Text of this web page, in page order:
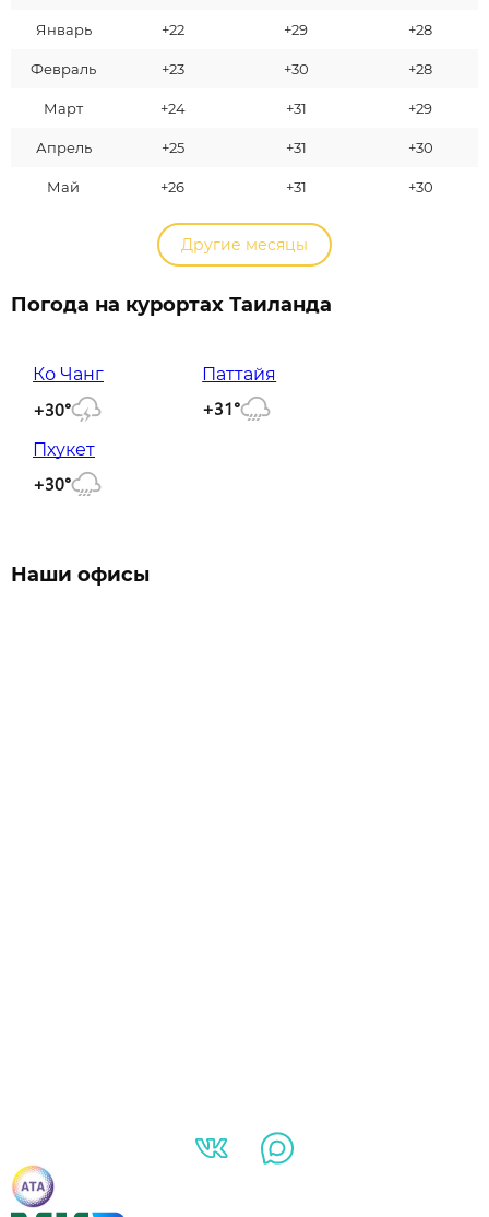
Январь +22 +29 +28
Февраль +23 +30 +28
Март +24 +31 +29
Апрель +25 +31 +30
Май +26 +31 +30
Другие месяцы
Погода на курортах Таиланда
Ко Чанг
+30°
Паттайя
+31°
Пхукет
+30°
Наши офисы